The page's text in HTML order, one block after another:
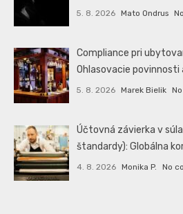
5. 8. 2026 Mato Ondrus
Compliance pri
Ohlasovacie povinnosti
5. 8. 2026 Marek Bielik
Účtovná závierka v
štandardy): Globálna
4. 8. 2026 Monika P. No